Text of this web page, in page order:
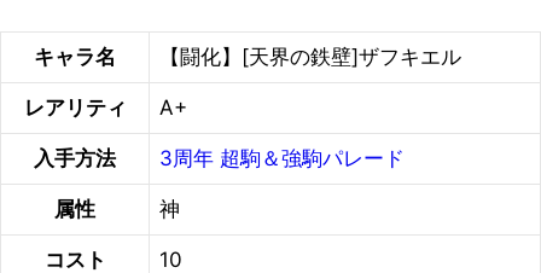
キャラ名 【闘化】[天界の鉄壁]ザフキエル
レアリティ A+
入手方法 3周年 超駒＆強駒パレード
属性 神
コスト 10